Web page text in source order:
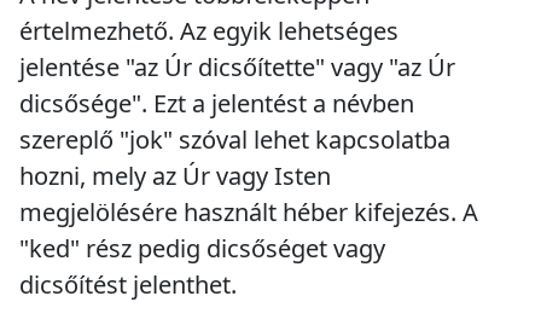
értelmezhető. Az egyik lehetséges
jelentése "az Úr dicsőítette" vagy "az Úr
dicsősége". Ezt a jelentést a névben
szereplő "jok" szóval lehet kapcsolatba
hozni, mely az Úr vagy Isten
megjelölésére használt héber kifejezés. A
"ked" rész pedig dicsőséget vagy
dicsőítést jelenthet.